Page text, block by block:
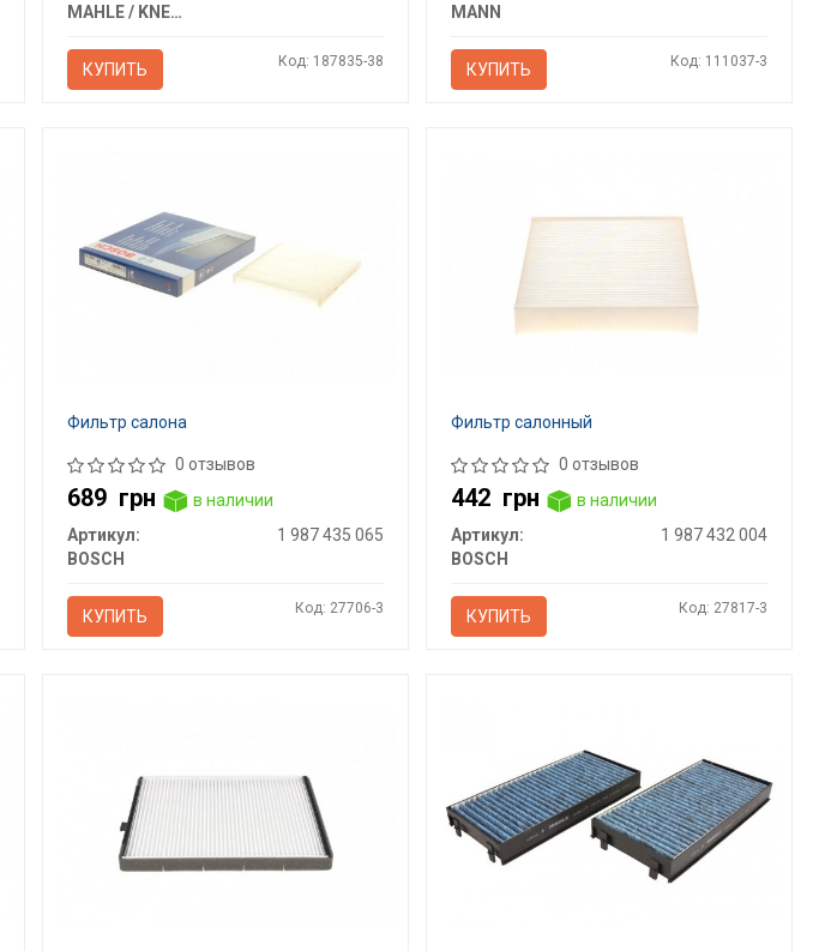
MAHLE / KNECHT
КУПИТЬ Код: 187835-38
MANN
КУПИТЬ Код: 111037-3
Фильтр салона
0 отзывов
689 грн
в наличии
Артикул:
1 987 435 065
BOSCH
КУПИТЬ Код: 27706-3
Фильтр салонный
0 отзывов
442 грн
в наличии
Артикул:
1 987 432 004
BOSCH
КУПИТЬ Код: 27817-3